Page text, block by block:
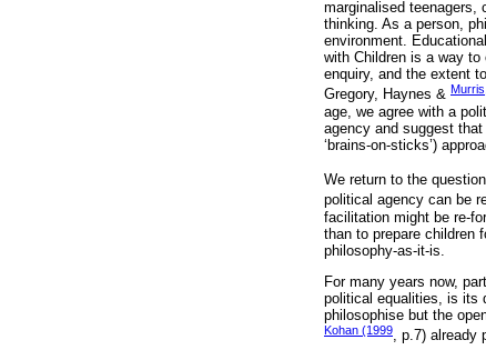
marginalised teenagers,
thinking. As a person,
environment.
with Children is a way
enquiry, and the extent
Gregory, Haynes &
age, we agree with a
agency and suggest
‘brains-on-sticks’)
We return to the
political agency can be
facilitation might be re-
than to prepare children
philosophy-as-it-is.
For many years now,
political equalities, is its
philosophise but the
Kohan (1999, p.7) already